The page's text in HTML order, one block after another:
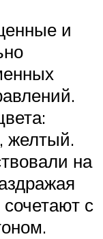
и
желтый.
на
с